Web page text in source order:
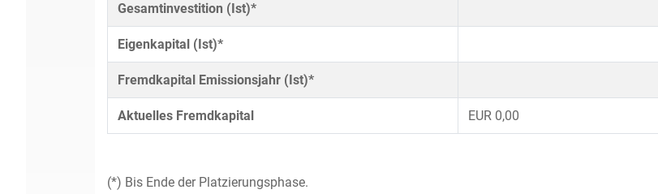
Gesamtinvestition (Ist)*
Eigenkapital (Ist)*
Fremdkapital Emissionsjahr (Ist)*
Aktuelles Fremdkapital EUR 0,00
(*) Bis Ende der Platzierungsphase.